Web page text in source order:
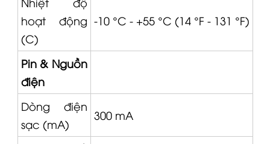
hoạt động
(C)
Pin & Nguồn
điện
Dòng điện
sạc (mA)
Tính chất